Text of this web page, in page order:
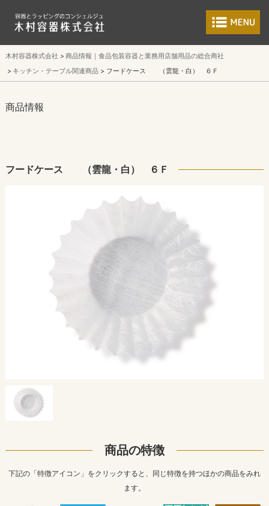
食品包装容器と
木村容器株式会社
商品情報｜食品包装容器と業務用店舗用品の総合商社
キッチン・テーブル関連商品
フードケース （雲龍・白） ６Ｆ
商品情報
フードケース （雲龍・白） ６Ｆ
商品の特徴
下記の「特徴アイコン」をクリックすると、同じ特徴を持つほかの商品をみれ
ます。